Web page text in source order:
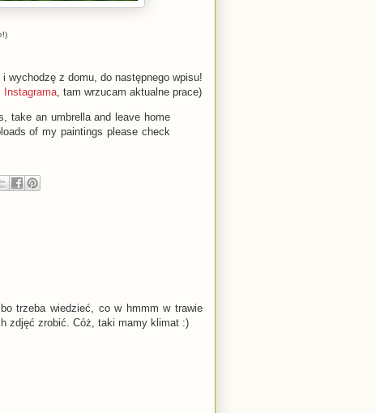
wychodzę z domu, do następnego wpisu!
Instagrama , tam wrzucam aktualne prace)
take an umbrella and leave home
of my paintings please check
trzeba wiedzieć, co w hmmm w trawie
zdjęć zrobić. Cóż, taki mamy klimat :)